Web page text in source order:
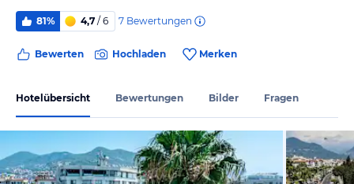
81% 4,7 / 6 7 Bewertungen
Bewerten Hochladen Merken
Hotelübersicht Bewertungen Bilder Fragen